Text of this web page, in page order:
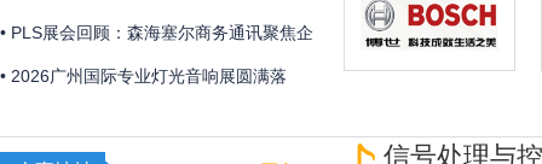
「视觉魔盒2026——光遇非遗」，带来非
遗文化与光影艺术的碰撞！
• PLS展会回顾：森海塞尔商务通讯聚焦企
业及教育解决方案
• 2026广州国际专业灯光音响展圆满落
信号处理与